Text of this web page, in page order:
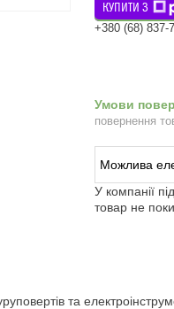
КУПИТИ З
+380 (68) 837-
повернення
У компанії
товар не
та